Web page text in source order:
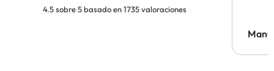
4.5 sobre 5 basado en 1735 valoraciones